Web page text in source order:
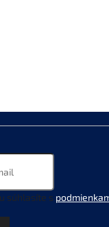
súhlasíte s